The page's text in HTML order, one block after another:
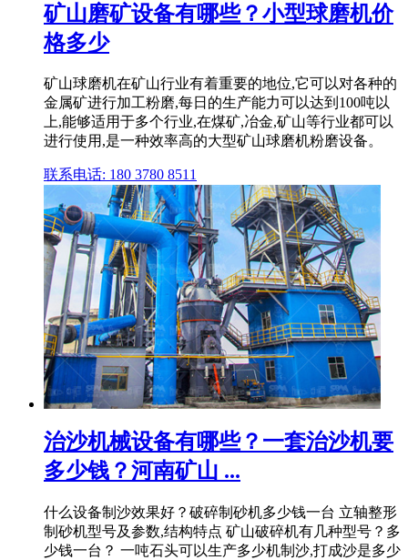
矿山磨矿设备有哪些？小型球磨机价
格多少
矿山球磨机在矿山行业有着重要的地位,它可以对各种的
金属矿进行加工粉磨,每日的生产能力可以达到100吨以
上,能够适用于多个行业,在煤矿,冶金,矿山等行业都可以
进行使用,是一种效率高的大型矿山球磨机粉磨设备。
联系电话: 180 3780 8511
治沙机械设备有哪些？一套治沙机要
多少钱？河南矿山 ...
什么设备制沙效果好？破碎制砂机多少钱一台 立轴整形
制砂机型号及参数,结构特点 矿山破碎机有几种型号？多
少钱一台？ 一吨石头可以生产多少机制沙,打成沙是多少